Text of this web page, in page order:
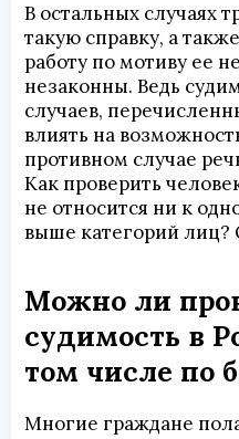
В остальных случаях
такую справку, а
работу по мотиву ее
незаконны. Ведь
случаев,
влиять на
противном случае
Как проверить
не относится ни к
выше категорий лиц?
Можно ли
судимость в
том числе по
Многие граждане